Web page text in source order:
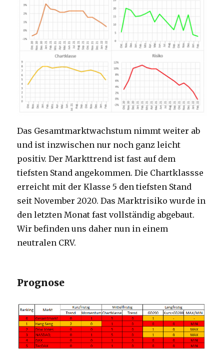
Das Gesamtmarktwachstum nimmt weiter ab
und ist inzwischen nur noch ganz leicht
positiv. Der Markttrend ist fast auf dem
tiefsten Stand angekommen. Die Chartklassse
erreicht mit der Klasse 5 den tiefsten Stand
seit November 2020. Das Marktrisiko wurde in
den letzten Monat fast vollständig abgebaut.
Wir befinden uns daher nun in einem
neutralen CRV.
Prognose